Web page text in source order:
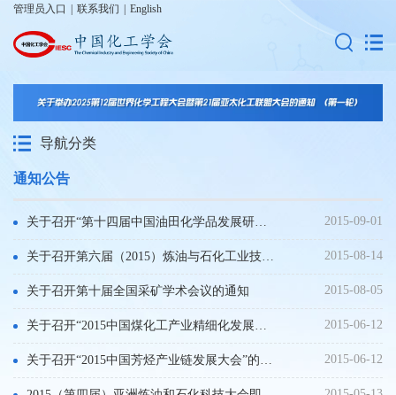
管理员入口 联系我们 English
导航分类
通知公告
关于召开“第十四届中国油田化学品发展研讨会暨油田、炼化水处理化学品推介会”的通知 2015-09-01
关于召开第六届（2015）炼油与石化工业技术进展交流会的通知 2015-08-14
关于召开第十届全国采矿学术会议的通知 2015-08-05
关于召开“2015中国煤化工产业精细化发展高层论坛”的通知 2015-06-12
关于召开“2015中国芳烃产业链发展大会”的通知 2015-06-12